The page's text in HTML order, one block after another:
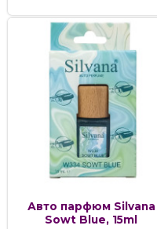
Авто парфюм Silvana
Sowt Blue, 15ml